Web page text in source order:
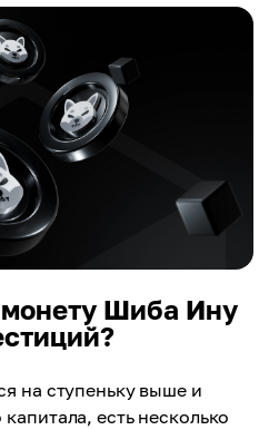
монету Шиба Ину
на ступеньку выше и
есть несколько